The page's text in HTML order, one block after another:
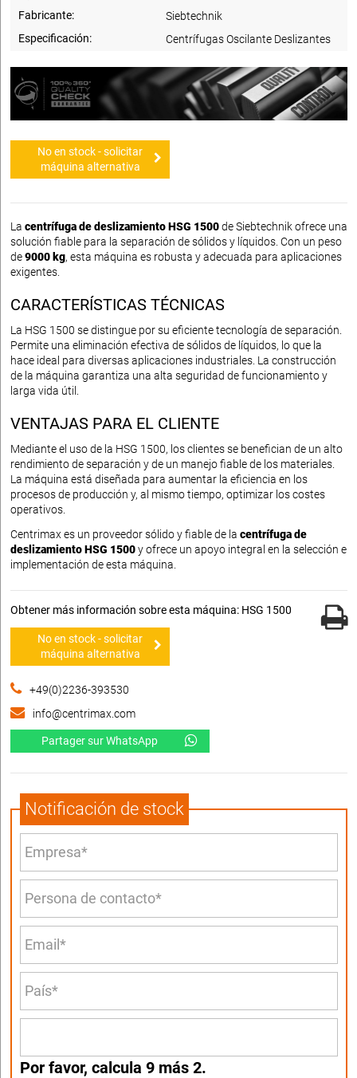
Fabricante:
Siebtechnik
Especificación:
Centrífugas Oscilante Deslizantes
No en stock - solicitar
máquina alternativa
La centrífuga de deslizamiento HSG 1500de Siebtechnik ofrece una
solución fiable para la separación de sólidos y líquidos. Con un peso
de9000 kg, esta máquina es robusta y adecuada para aplicaciones
exigentes.
CARACTERÍSTICAS TÉCNICAS
La HSG 1500 se distingue por su eficiente tecnología de separación.
Permite una eliminación efectiva de sólidos de líquidos, lo que la
hace ideal para diversas aplicaciones industriales. La construcción
de la máquina garantiza una alta seguridad de funcionamiento y
larga vida útil.
VENTAJAS PARA EL CLIENTE
Mediante el uso de la HSG 1500, los clientes se benefician de un alto
rendimiento de separación y de un manejo fiable de los materiales.
La máquina está diseñada para aumentar la eficiencia en los
procesos de producción y, al mismo tiempo, optimizar los costes
operativos.
Centrimax es un proveedor sólido y fiable de la centrífuga de
deslizamiento HSG 1500y ofrece un apoyo integral en la selección e
implementación de esta máquina.
Obtener más información sobre esta máquina: HSG 1500
No en stock - solicitar
máquina alternativa
+49(0)2236-393530
info@centrimax.com
Partager sur WhatsApp
Notificación de stock
Por favor, calcula 9 más 2.